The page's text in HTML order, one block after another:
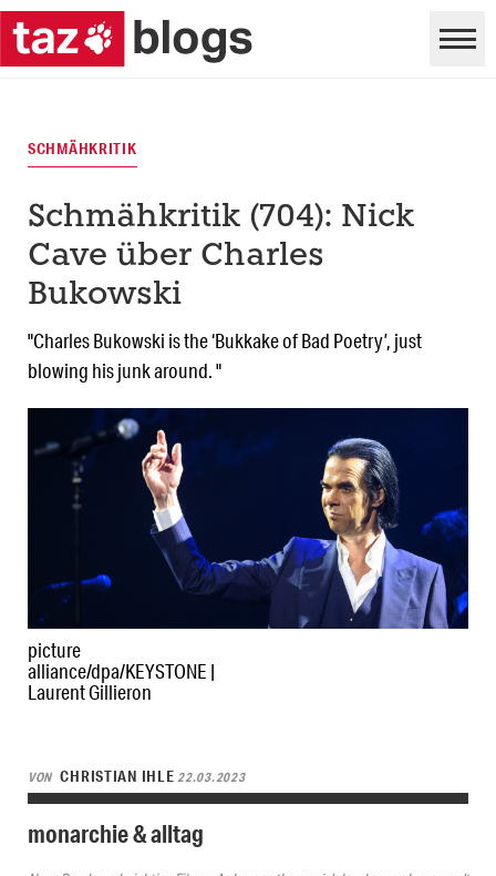
picture
alliance/dpa/KEYSTONE |
Laurent Gillieron
SCHMÄHKRITIK
Schmähkritik (704): Nick
Cave über Charles
Bukowski
"Charles Bukowski is the ‘Bukkake of Bad Poetry’, just
blowing his junk around. "
VON CHRISTIAN IHLE22.03.2023
monarchie & alltag